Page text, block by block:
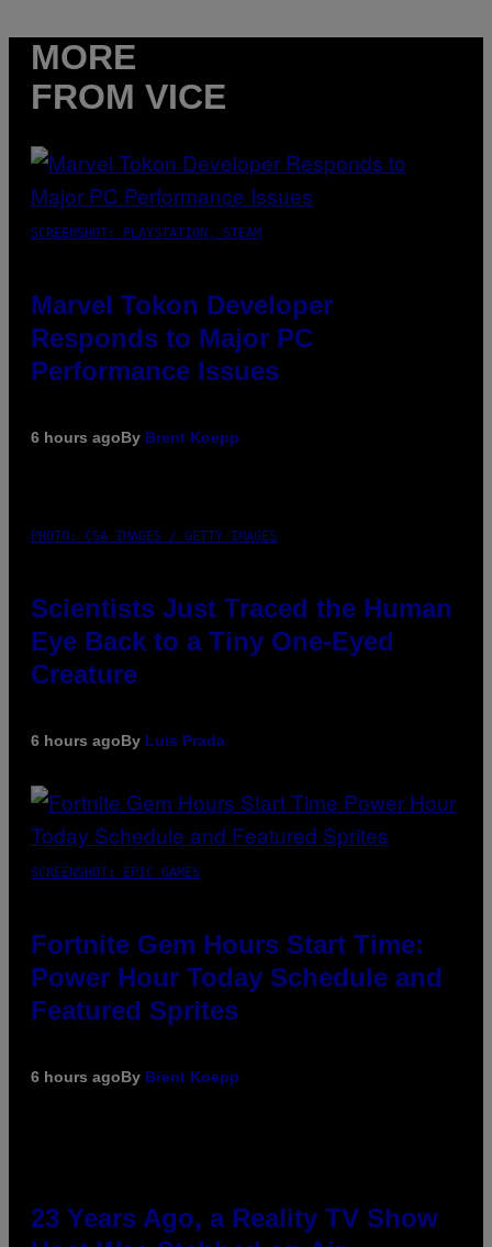
MORE
FROM VICE
SCREENSHOT: PLAYSTATION, STEAM
Marvel Tokon Developer
Responds to Major PC
Performance Issues
6 hours agoBy Brent Koepp
PHOTO: CSA IMAGES / GETTY IMAGES
Scientists Just Traced the Human
Eye Back to a Tiny One-Eyed
Creature
6 hours agoBy Luis Prada
SCREENSHOT: EPIC GAMES
Fortnite Gem Hours Start Time:
Power Hour Today Schedule and
Featured Sprites
6 hours agoBy Brent Koepp
23 Years Ago, a Reality TV Show